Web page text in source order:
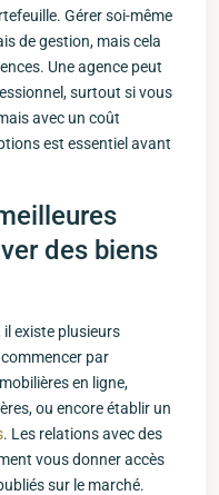
Gérer soi-même
de gestion, mais cela
Une agence peut
‍surtout si vous
avec un coût
est essentiel avant
des biens⁤
il existe plusieurs
par
en ligne,
ou encore établir un
.⁣ Les ⁣relations avec des
vous donner ⁣accès
sur le marché.